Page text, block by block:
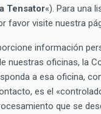
Tensator«). Para una
favor visite nuestra
información
nuestras oficinas, la
a esa oficina,
es el
que se